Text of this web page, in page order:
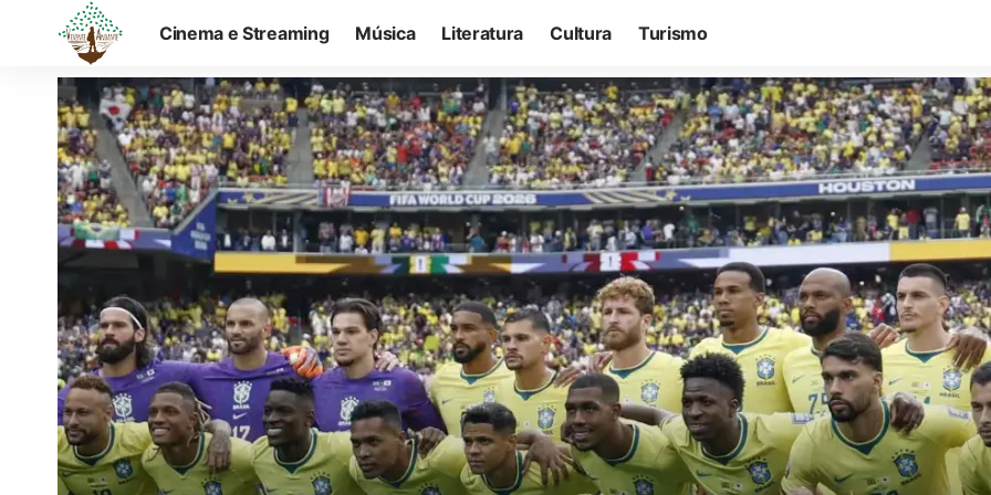
Cinema e Streaming Música Literatura Cultura Turismo